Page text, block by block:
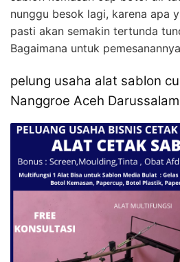
nunggu besok lagi, karena apa
pasti akan semakin tertunda
Bagaimana untuk
pelung usaha alat sablon
Nanggroe Aceh